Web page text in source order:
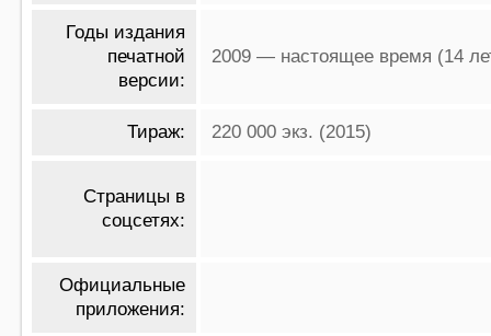
Годы издания
печатной
версии:
2009 — настоящее время (14
Тираж: 220 000 экз. (2015)
Страницы в
соцсетях:
Официальные
приложения: